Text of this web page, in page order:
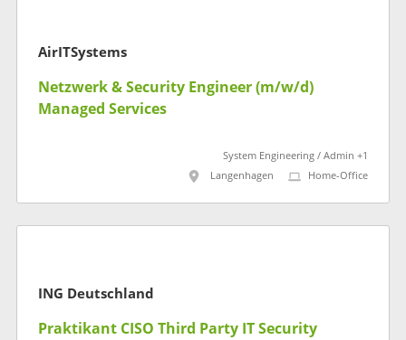
AirITSystems
Netzwerk & Security Engineer (m/w/d)
Managed Services
System Engineering / Admin +1
Langenhagen
Home-Office
ING Deutschland
Praktikant CISO Third Party IT Security